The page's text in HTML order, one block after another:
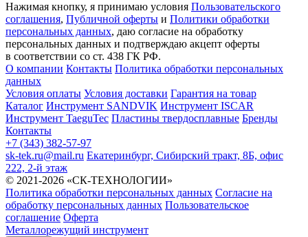
Нажимая кнопку, я принимаю условия Пользовательского
соглашения, Публичной оферты и Политики обработки
персональных данных, даю согласие на обработку
персональных данных и подтверждаю акцепт оферты
в соответствии со ст. 438 ГК РФ.
О компании Контакты Политика обработки персональных
данных
Условия оплаты Условия доставки Гарантия на товар
Каталог Инструмент SANDVIK Инструмент ISCAR
Инструмент TaeguTec Пластины твердосплавные Бренды
Контакты
+7 (343) 382-57-97
sk-tek.ru@mail.ru Екатеринбург, Сибирский тракт, 8Б, офис
222, 2-й этаж
© 2021-2026 «СК-ТЕХНОЛОГИИ»
Политика обработки персональных данных Согласие на
обработку персональных данных Пользовательское
соглашение Оферта
Металлорежущий инструмент